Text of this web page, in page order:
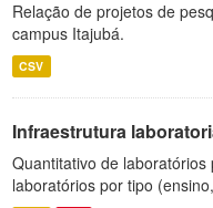
Relação de projetos de
campus Itajubá.
CSV
Infraestrutura
Quantitativo de
laboratórios por tipo